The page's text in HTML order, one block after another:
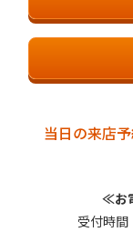
当日の来店
≪お
受付時間